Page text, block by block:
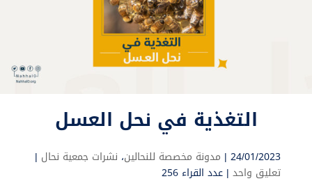
التغذية في نحل العسل
24/01/2023 | مدونة مخصصة للنحالين، نشرات جمعية نحال |
تعليق واحد| عدد القراء 256